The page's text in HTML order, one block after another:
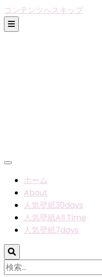
コンテンツへスキップ
ホーム
About
人気壁紙30days
人気壁紙All Time
人気壁紙7days
検